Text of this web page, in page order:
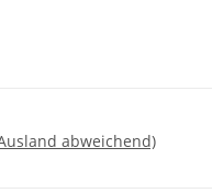
abweichend)